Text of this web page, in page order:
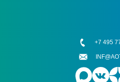
+7 495